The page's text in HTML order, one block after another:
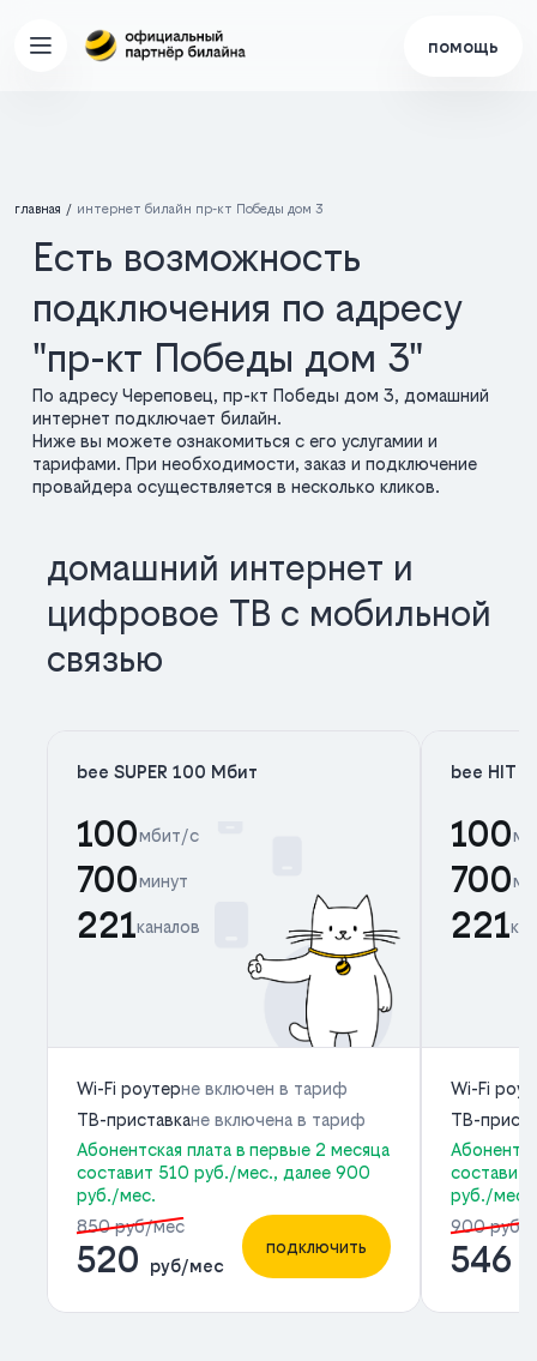
помощь
главная интернет билайн пр-кт Победы дом 3
Есть возможность
подключения по адресу
"пр-кт Победы дом 3"
По адресу Череповец, пр-кт Победы дом 3, домашний
интернет подключает билайн.
Ниже вы можете ознакомиться с его услугамии и
тарифами. При необходимости, заказ и подключение
провайдера осуществляется в несколько кликов.
домашний интернет и
цифровое ТВ с мобильной
связью
bee SUPER 100 Мбит
100мбит/с
700минут
221каналов
Wi-Fi роутерне включен в тариф
ТВ-приставкане включена в тариф
Абонентская плата в первые 2 месяца
составит 510 руб./мес., далее 900
руб./мес.
850 руб/мес
520 руб/мес
подключить
bee HIT
100
700
221
Wi-Fi
ТВ-
составит
руб./мес.
900 руб/
546